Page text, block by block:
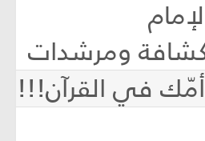
ومرشدات
في القرآن!!!